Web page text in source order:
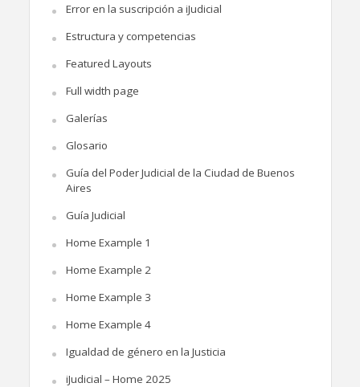
Error en la suscripción a iJudicial
Estructura y competencias
Featured Layouts
Full width page
Galerías
Glosario
Guía del Poder Judicial de la Ciudad de Buenos
Aires
Guía Judicial
Home Example 1
Home Example 2
Home Example 3
Home Example 4
Igualdad de género en la Justicia
iJudicial – Home 2025